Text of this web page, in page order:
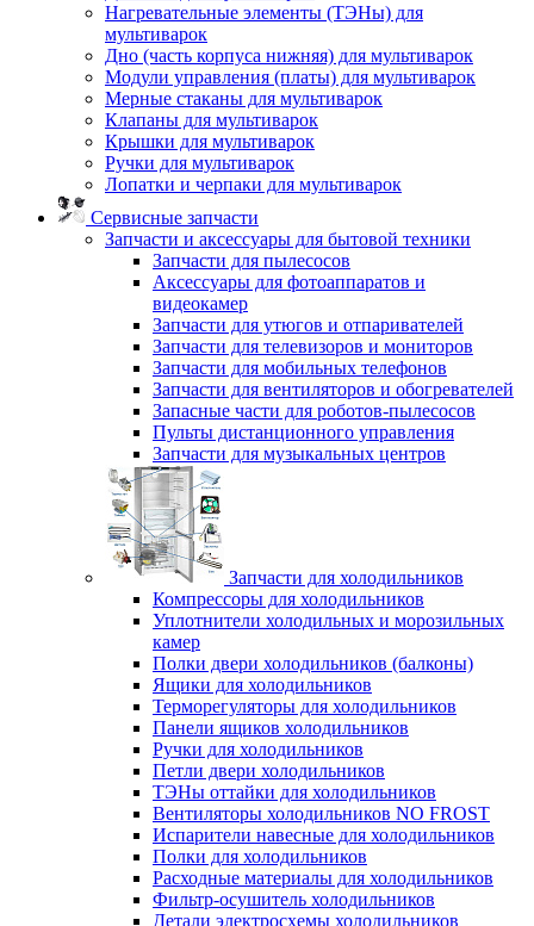
Нагревательные элементы (ТЭНы) для
мультиварок
Дно (часть корпуса нижняя) для мультиварок
Модули управления (платы) для мультиварок
Мерные стаканы для мультиварок
Клапаны для мультиварок
Крышки для мультиварок
Ручки для мультиварок
Лопатки и черпаки для мультиварок
Сервисные запчасти
Запчасти и аксессуары для бытовой техники
Запчасти для пылесосов
Аксессуары для фотоаппаратов и
видеокамер
Запчасти для утюгов и отпаривателей
Запчасти для телевизоров и мониторов
Запчасти для мобильных телефонов
Запчасти для вентиляторов и обогревателей
Запасные части для роботов-пылесосов
Пульты дистанционного управления
Запчасти для музыкальных центров
Запчасти для холодильников
Компрессоры для холодильников
Уплотнители холодильных и морозильных
камер
Полки двери холодильников (балконы)
Ящики для холодильников
Терморегуляторы для холодильников
Панели ящиков холодильников
Ручки для холодильников
Петли двери холодильников
ТЭНы оттайки для холодильников
Вентиляторы холодильников NO FROST
Испарители навесные для холодильников
Полки для холодильников
Расходные материалы для холодильников
Фильтр-осушитель холодильников
Детали электросхемы холодильников